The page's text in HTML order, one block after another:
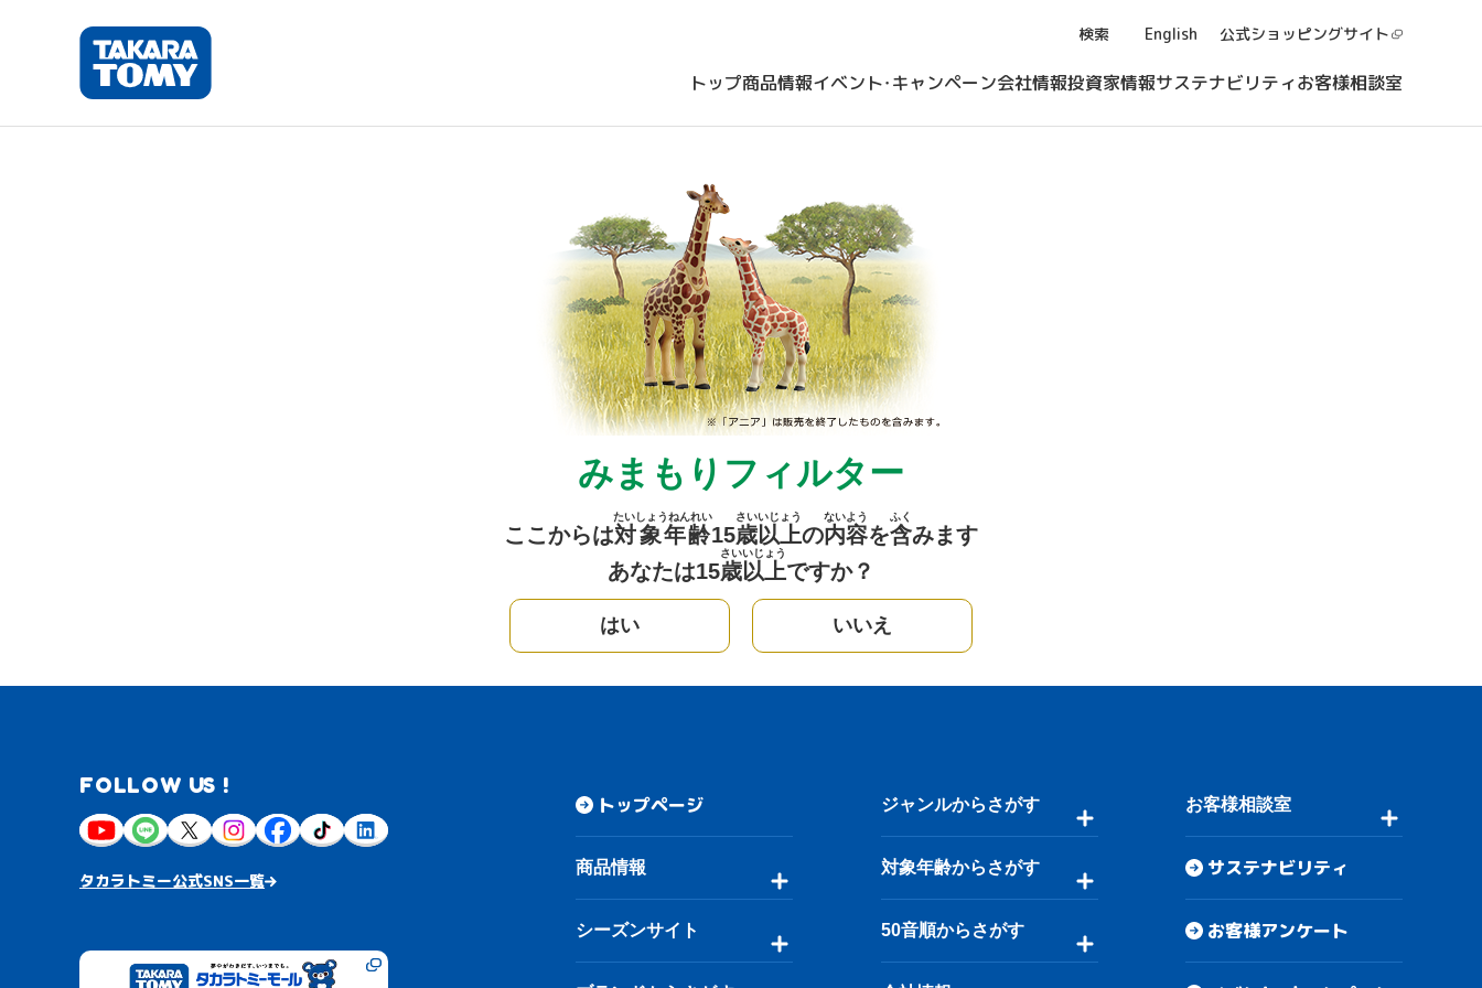
検索 English 公式ショッピングサイト
トップ商品情報イベント・キャンペーン会社情報投資家情報サステナビリティお客様相談室
みまもりフィルター
ここからは対象年齢
たいしょうねんれい
15歳
さい
以上
いじょう
の内容
ないよう
を含
ふく
みます
あなたは15歳
さい
以上
いじょう
ですか？
はい いいえ
FOLLOW US !
タカラトミー公式SNS一覧
トップページ
商品情報
シーズンサイト
ジャンルからさがす
対象年齢からさがす
50音順からさがす
お客様相談室
サステナビリティ
お客様アンケート